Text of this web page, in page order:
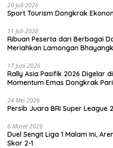
20 Juli 2026
Sport Tourism Dongkrak
11 Juli 2026
Ribuan Peserta dari Berbagai
Meriahkan Lamongan
17 Juni 2026
Rally Asia Pasifik 2026 Digelar
Momentum Emas Dongkrak
24 Mei 2026
Persib Juara BRI Super League
6 Maret 2026
Duel Sengit Liga 1 Malam Ini,
Skor 2-1